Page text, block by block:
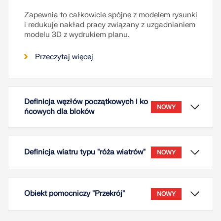
Zapewnia to całkowicie spójne z modelem rysunki
i redukuje nakład pracy związany z uzgadnianiem
modelu 3D z wydrukiem planu.
Przeczytaj więcej
Definicja węzłów początkowych i ko
ńcowych dla bloków
NOWY
Definicja wiatru typu "róża wiatrów" NOWY
Obiekt pomocniczy "Przekrój" NOWY